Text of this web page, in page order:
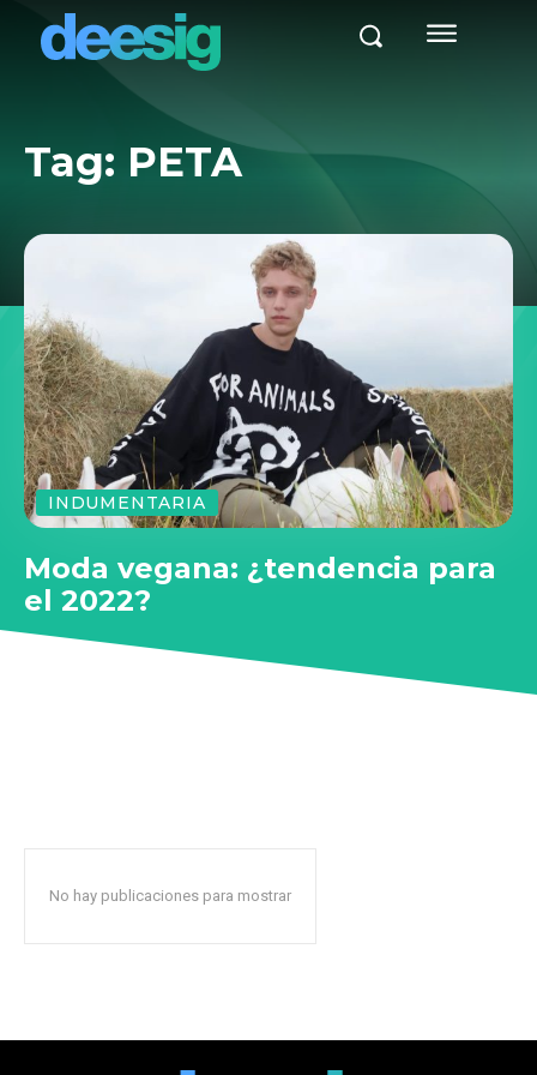
Tag: PETA
INDUMENTARIA
Moda vegana: ¿tendencia para
el 2022?
No hay publicaciones para mostrar